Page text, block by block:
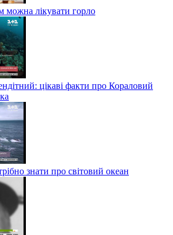
можна лікувати горло
цікаві факти про Кораловий
знати про світовий океан